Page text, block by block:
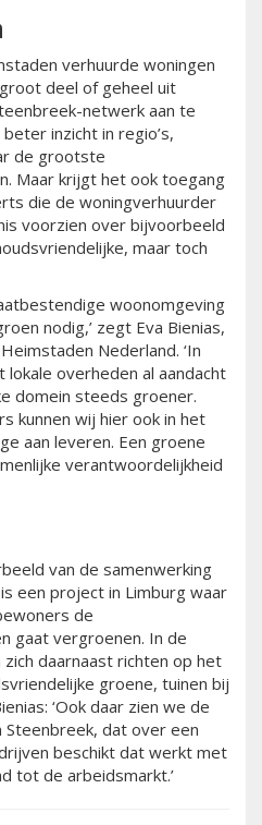
verhuurde woningen
deel of geheel uit
netwerk aan te
inzicht in regio’s,
de grootste
Maar krijgt het ook toegang
die de woningverhuurder
voorzien over bijvoorbeeld
maar toch
woonomgeving
nodig,’ zegt Eva Bienias,
Nederland. ‘In
lokale overheden al aandacht
domein steeds groener.
kunnen wij hier ook in het
aan leveren. Een groene
verantwoordelijkheid
van de samenwerking
een project in Limburg waar
de
gaat vergroenen. In de
daarnaast richten op het
groene, tuinen bij
‘Ook daar zien we de
dat over een
beschikt dat werkt met
tot de arbeidsmarkt.’